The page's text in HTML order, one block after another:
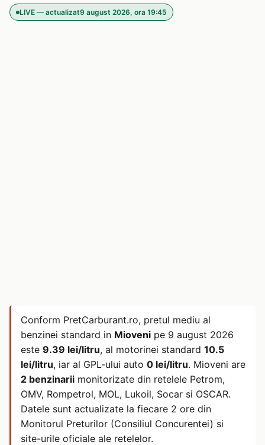
LIVE — actualizat9 august 2026, ora 19:45
Conform PretCarburant.ro, pretul mediu al
benzinei standard in Mioveni pe 9 august 2026
este 9.39 lei/litru, al motorinei standard 10.5
lei/litru, iar al GPL-ului auto 0 lei/litru. Mioveni are
2 benzinarii monitorizate din retelele Petrom,
OMV, Rompetrol, MOL, Lukoil, Socar si OSCAR.
Datele sunt actualizate la fiecare 2 ore din
Monitorul Preturilor (Consiliul Concurentei) si
site-urile oficiale ale retelelor.